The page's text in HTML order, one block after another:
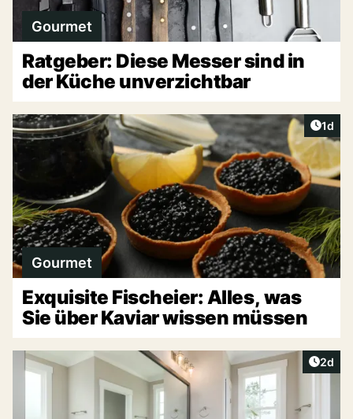
Gourmet
Ratgeber: Diese Messer sind in
der Küche unverzichtbar
1d
Gourmet
Exquisite Fischeier: Alles, was
Sie über Kaviar wissen müssen
2d